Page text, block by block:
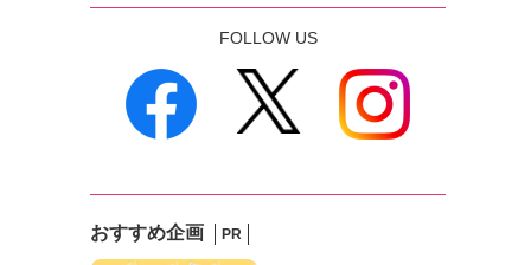
FOLLOW US
おすすめ企画 PR